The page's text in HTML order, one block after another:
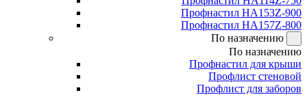
Профнастил НА153Z-900
Профнастил НА157Z-800
По назначению
По назначению
Профнастил для крыши
Профлист стеновой
Профлист для заборов